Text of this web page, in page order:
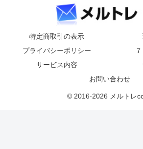
特定商取引の表示
プライバシーポリシー
サービス内容
お問い合わせ
© 2016-2026 メルトレ